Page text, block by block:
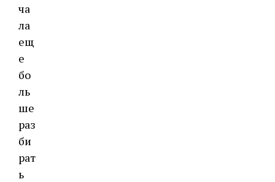
ча
ла
ещ
е
бо
ль
ше
раз
би
рат
ь